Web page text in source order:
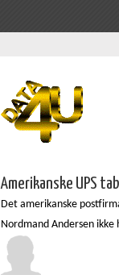
Amerikanske UPS
Det amerikanske
Nordmand Andersen